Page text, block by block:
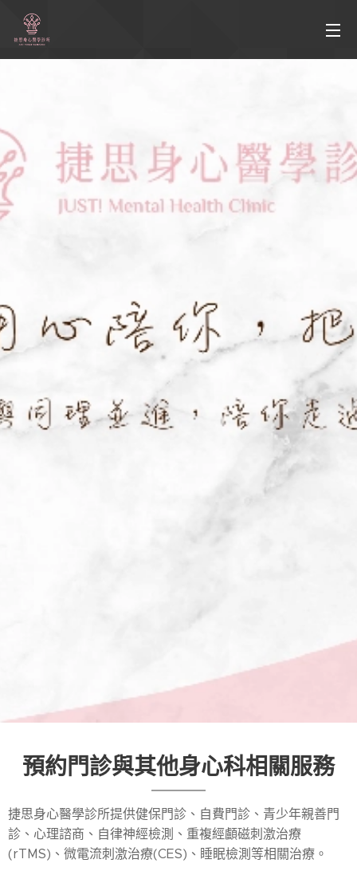
預約門診與其他身心科相關服務
捷思身心醫學診所提供健保門診、自費門診、青少年親善門
診、心理諮商、自律神經檢測、重複經顱磁刺激治療
(rTMS)、微電流刺激治療(CES)、睡眠檢測等相關治療。